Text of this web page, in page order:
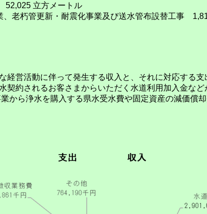
立方メートル
朽管更新・耐震化事業及び送水管布設替工事
営活動に伴って発生する収入と、それに対応する支
契約されるお客さまからいただく水道利用加入金な
から浄水を購入する県水受水費や固定資産の減価償却